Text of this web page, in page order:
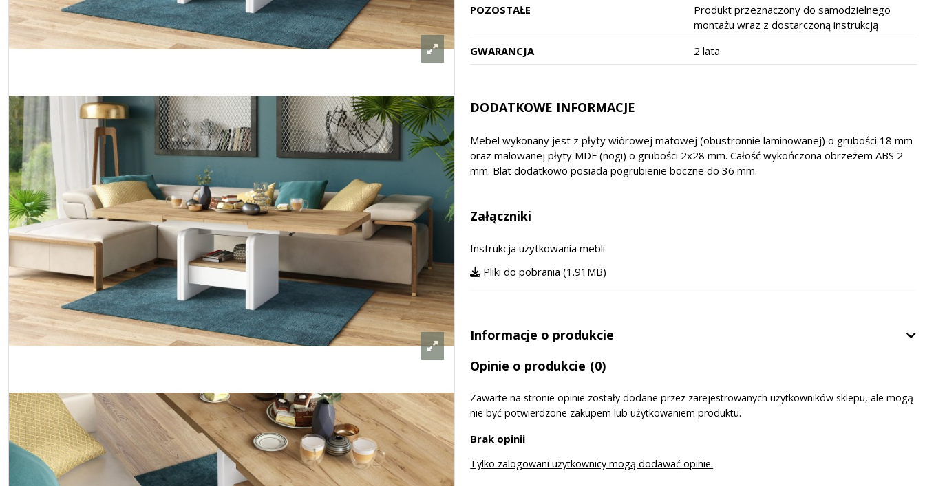
POZOSTAŁE
Produkt przeznaczony do samodzielnego
montażu wraz z dostarczoną instrukcją
GWARANCJA
2 lata
DODATKOWE INFORMACJE
Mebel wykonany jest z płyty wiórowej matowej (obustronnie laminowanej) o grubości 18 mm
oraz malowanej płyty MDF (nogi) o grubości 2x28 mm. Całość wykończona obrzeżem ABS 2
mm. Blat dodatkowo posiada pogrubienie boczne do 36 mm.
Załączniki
Instrukcja użytkowania mebli
Pliki do pobrania (1.91MB)
Informacje o produkcie
Opinie o produkcie (0)
Zawarte na stronie opinie zostały dodane przez zarejestrowanych użytkowników sklepu, ale mogą
nie być potwierdzone zakupem lub użytkowaniem produktu.
Brak opinii
Tylko zalogowani użytkownicy mogą dodawać opinie.